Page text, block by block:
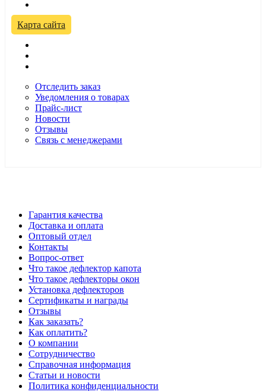
Карта сайта
Отследить заказ
Уведомления о товарах
Прайс-лист
Новости
Отзывы
Связь с менеджерами
Гарантия качества
Доставка и оплата
Оптовый отдел
Контакты
Вопрос-ответ
Что такое дефлектор капота
Что такое дефлекторы окон
Установка дефлекторов
Сертификаты и награды
Отзывы
Как заказать?
Как оплатить?
О компании
Сотрудничество
Справочная информация
Статьи и новости
Политика конфиденциальности